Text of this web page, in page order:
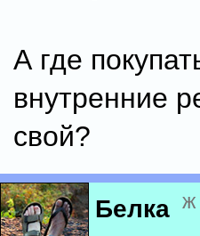
А где
внутренние
свой?
Белка ж